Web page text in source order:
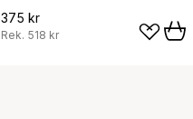
375 kr
Rek. 518 kr